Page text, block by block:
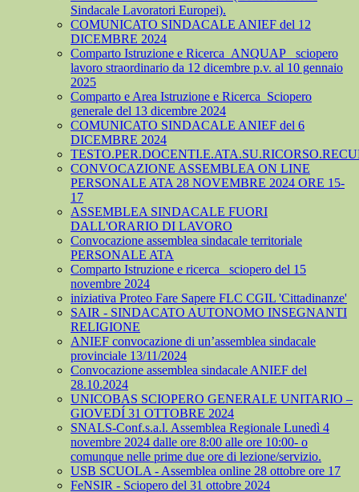
Sindacale Lavoratori Europei).
COMUNICATO SINDACALE ANIEF del 12
DICEMBRE 2024
Comparto Istruzione e Ricerca_ANQUAP_ sciopero
lavoro straordinario da 12 dicembre p.v. al 10 gennaio
2025
Comparto e Area Istruzione e Ricerca_Sciopero
generale del 13 dicembre 2024
COMUNICATO SINDACALE ANIEF del 6
DICEMBRE 2024
CONVOCAZIONE ASSEMBLEA ON LINE
PERSONALE ATA 28 NOVEMBRE 2024 ORE 15-
17
ASSEMBLEA SINDACALE FUORI
DALL'ORARIO DI LAVORO
Convocazione assemblea sindacale territoriale
PERSONALE ATA
Comparto Istruzione e ricerca_ sciopero del 15
novembre 2024
iniziativa Proteo Fare Sapere FLC CGIL 'Cittadinanze'
SAIR - SINDACATO AUTONOMO INSEGNANTI
RELIGIONE
ANIEF convocazione di un’assemblea sindacale
provinciale 13/11/2024
Convocazione assemblea sindacale ANIEF del
28.10.2024
UNICOBAS SCIOPERO GENERALE UNITARIO –
GIOVEDÍ 31 OTTOBRE 2024
SNALS-Conf.s.a.l. Assemblea Regionale Lunedì 4
novembre 2024 dalle ore 8:00 alle ore 10:00- o
comunque nelle prime due ore di lezione/servizio.
USB SCUOLA - Assemblea online 28 ottobre ore 17
FeNSIR - Sciopero del 31 ottobre 2024